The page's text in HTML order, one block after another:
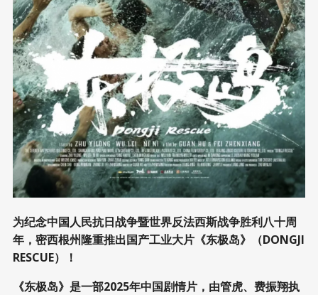
为纪念中国人民抗日战争暨世界反法西斯战争胜利八十周
年，密西根州隆重推出国产工业大片《东极岛》（DONGJI
RESCUE）！
《东极岛》是一部2025年中国剧情片，由管虎、费振翔执